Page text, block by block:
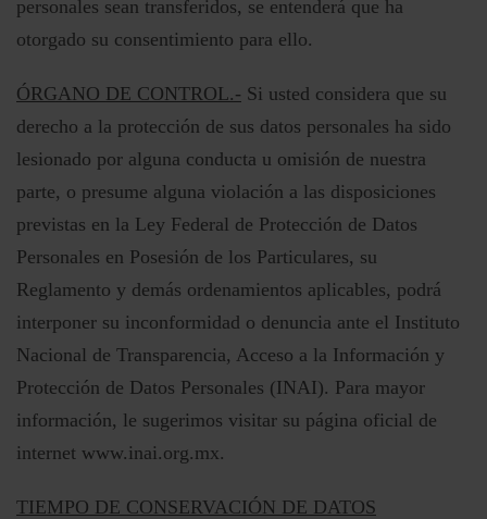
personales sean transferidos, se entenderá que ha
otorgado su consentimiento para ello.
ÓRGANO DE CONTROL.- Si usted considera que su
derecho a la protección de sus datos personales ha sido
lesionado por alguna conducta u omisión de nuestra
parte, o presume alguna violación a las disposiciones
previstas en la Ley Federal de Protección de Datos
Personales en Posesión de los Particulares, su
Reglamento y demás ordenamientos aplicables, podrá
interponer su inconformidad o denuncia ante el Instituto
Nacional de Transparencia, Acceso a la Información y
Protección de Datos Personales (INAI). Para mayor
información, le sugerimos visitar su página oficial de
internet www.inai.org.mx.
TIEMPO DE CONSERVACIÓN DE DATOS